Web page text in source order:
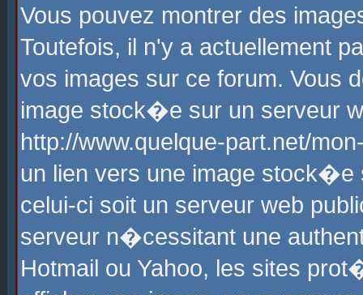
Vous pouvez montrer des
Toutefois, il n'y a actuellement
vos images sur ce forum. Vous
image stock�e sur un serveur
http://www.quelque-part.net/
un lien vers une image
celui-ci soit un serveur web
serveur n�cessitant une
Hotmail ou Yahoo, les sites